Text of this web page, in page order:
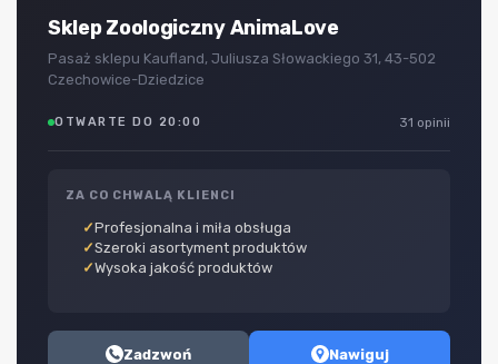
Sklep Zoologiczny AnimaLove
Pasaż sklepu Kaufland, Juliusza Słowackiego 31, 43-502
Czechowice-Dziedzice
OTWARTE DO 20:00 31 opinii
ZA CO CHWALĄ KLIENCI
Profesjonalna i miła obsługa
Szeroki asortyment produktów
Wysoka jakość produktów
Zadzwoń Nawiguj